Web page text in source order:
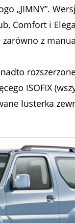
„JIMNY”.
Comfort i
z
ISOFIX
lusterka